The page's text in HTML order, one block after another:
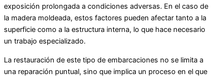
exposición prolongada a condiciones adversas. En el caso de
la madera moldeada, estos factores pueden afectar tanto a la
superficie como a la estructura interna, lo que hace necesario
un trabajo especializado.
La restauración de este tipo de embarcaciones no se limita a
una reparación puntual, sino que implica un proceso en el que